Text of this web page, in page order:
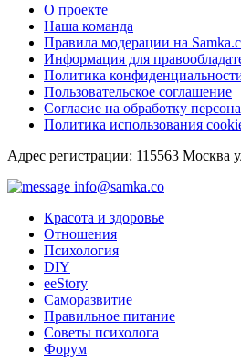
О проекте
Наша команда
Правила модерации на
Информация для
Политика
Пользовательское соглашение
Согласие на обработку
Политика использования
Адрес регистрации: 115563 Москва
info@samka.co
Красота и здоровье
Отношения
Психология
DIY
ееStory
Саморазвитие
Правильное питание
Советы психолога
Форум